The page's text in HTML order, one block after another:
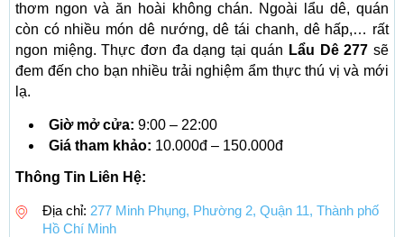
thơm ngon và ăn hoài không chán. Ngoài lẩu dê, quán
còn có nhiều món dê nướng, dê tái chanh, dê hấp,… rất
ngon miệng. Thực đơn đa dạng tại quán Lẩu Dê 277 sẽ
đem đến cho bạn nhiều trải nghiệm ẩm thực thú vị và mới
lạ.
Giờ mở cửa: 9:00 – 22:00
Giá tham khảo: 10.000đ – 150.000đ
Thông Tin Liên Hệ:
Địa chỉ: 277 Minh Phụng, Phường 2, Quận 11, Thành phố
Hồ Chí Minh